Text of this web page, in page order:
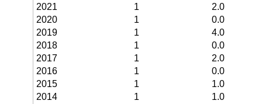
2021
1
2.0
2020
1
0.0
2019
1
4.0
2018
1
0.0
2017
1
2.0
2016
1
0.0
2015
1
1.0
2014
1
1.0